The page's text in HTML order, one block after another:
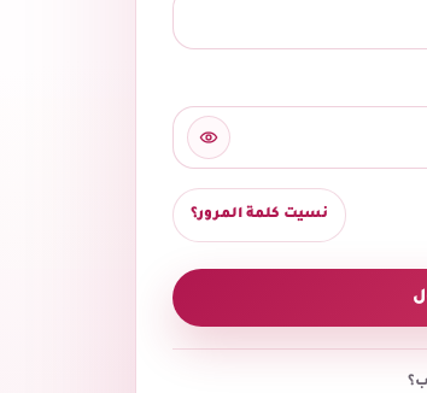
نسيت كلمة المرور؟